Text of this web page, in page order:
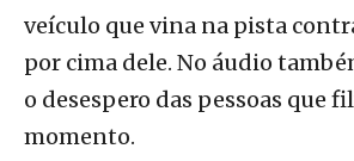
veículo que vina na pista
por cima dele. No áudio
o desespero das pessoas que
momento.